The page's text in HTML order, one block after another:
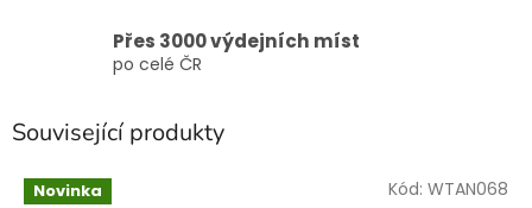
Přes 3000 výdejních míst
po celé ČR
Související produkty
Novinka
Kód: WTAN068